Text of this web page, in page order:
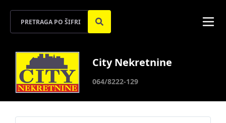
City Nekretnine
064/8222-129